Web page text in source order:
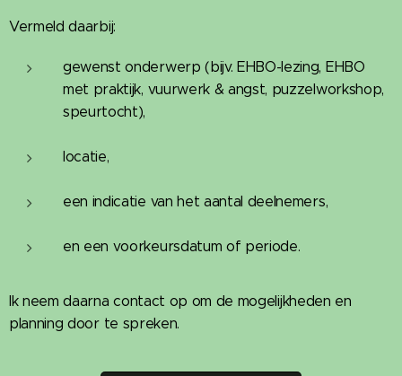
Vermeld daarbij:
gewenst onderwerp (bijv. EHBO-lezing, EHBO
met praktijk, vuurwerk & angst, puzzelworkshop,
speurtocht),
locatie,
een indicatie van het aantal deelnemers,
en een voorkeursdatum of periode.
Ik neem daarna contact op om de mogelijkheden en
planning door te spreken.